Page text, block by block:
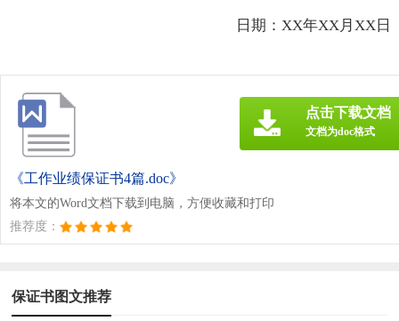
日期：XX年XX月XX日
《工作业绩保证书4篇.doc》
将本文的Word文档下载到电脑，方便收藏和打印
推荐度：
点击下载文档
文档为doc格式
保证书图文推荐